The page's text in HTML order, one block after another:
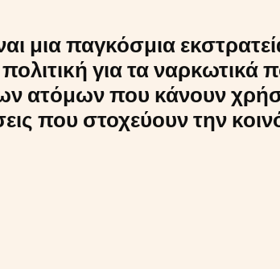
μια παγκόσμια
για τα ναρκωτικά
ατόμων που κάνουν
που στοχεύουν την